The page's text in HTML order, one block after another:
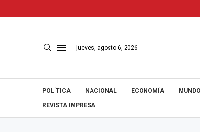
jueves, agosto 6, 2026
POLÍTICA NACIONAL ECONOMÍA MUNDO
REVISTA IMPRESA